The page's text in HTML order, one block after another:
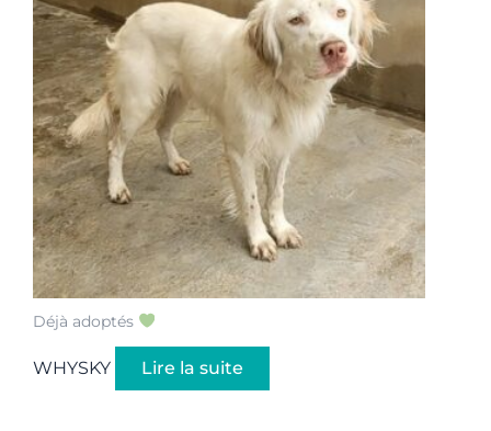
Déjà adoptés
WHYSKY Lire la suite